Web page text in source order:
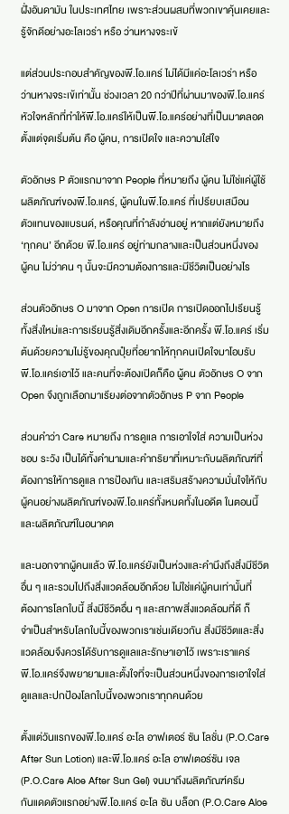
ฝั่งอันดามัน ในประเทศไทย เพราะส่วนผสมที่พวกเขาคุ้นเคยและ
รู้จักดีอย่างอะโลเวร่า หรือ ว่านหางจระเข้
แต่ส่วนประกอบสำคัญของพี.โอ.แคร์ ไม่ได้มีแค่อะโลเวร่า หรือ
ว่านหางจระเข้เท่านั้น ช่วงเวลา 20 กว่าปีที่ผ่านมาของพี.โอ.แคร์
หัวใจหลักที่ทำให้พี.โอ.แคร์ให้เป็นพี.โอ.แคร์อย่างที่เป็นมาตลอด
ตั้งแต่จุดเริ่มต้น คือ ผู้คน, การเปิดใจ และความใส่ใจ
ตัวอักษร P ตัวแรกมาจาก People ที่หมายถึง ผู้คน ไม่ใช่แค่ผู้ใช้
ผลิตภัณฑ์ของพี.โอ.แคร์, ผู้คนในพี.โอ.แคร์ ที่เปรียบเสมือน
ตัวแทนของแบรนด์, หรือคุณที่กำลังอ่านอยู่ หากแต่ยังหมายถึง
‘ทุกคน’ อีกด้วย พี.โอ.แคร์ อยู่ท่ามกลางและเป็นส่วนหนึ่งของ
ผู้คน ไม่ว่าคน ๆ นั้นจะมีความต้องการและมีชีวิตเป็นอย่างไร
ส่วนตัวอักษร O มาจาก Open การเปิด การเปิดออกไปเรียนรู้
ทั้งสิ่งใหม่และการเรียนรู้สิ่งเดิมอีกครั้งและอีกครั้ง พี.โอ.แคร์ เริ่ม
ต้นด้วยความไม่รู้ของคุณปุ๋ยที่อยากให้ทุกคนเปิดใจมาโอบรับ
พี.โอ.แคร์เอาไว้ และคนที่จะต้องเปิดก็คือ ผู้คน ตัวอักษร O จาก
Open จึงถูกเลือกมาเรียงต่อจากตัวอักษร P จาก People
ส่วนคำว่า Care หมายถึง การดูแล การเอาใจใส่ ความเป็นห่วง
ชอบ ระวัง เป็นได้ทั้งคำนามและคำกริยาที่เหมาะกับผลิตภัณฑ์ที่
ต้องการให้การดูแล การป้องกัน และเสริมสร้างความมั่นใจให้กับ
ผู้คนอย่างผลิตภัณฑ์ของพี.โอ.แคร์ทั้งหมดทั้งในอดีต ในตอนนี้
และผลิตภัณฑ์ในอนาคต
และนอกจากผู้คนแล้ว พี.โอ.แคร์ยังเป็นห่วงและคำนึงถึงสิ่งมีชีวิต
อื่น ๆ และรวมไปถึงสิ่งแวดล้อมอีกด้วย ไม่ใช่แค่ผู้คนเท่านั้นที่
ต้องการโลกใบนี้ สิ่งมีชีวิตอื่น ๆ และสภาพสิ่งแวดล้อมที่ดี ก็
จำเป็นสำหรับโลกใบนี้ของพวกเราเช่นเดียวกัน สิ่งมีชีวิตและสิ่ง
แวดล้อมจึงควรได้รับการดูแลและรักษาเอาไว้ เพราะเราแคร์
พี.โอ.แคร์จึงพยายามและตั้งใจที่จะเป็นส่วนหนึ่งของการเอาใจใส่
ดูแลและปกป้องโลกใบนี้ของพวกเราทุกคนด้วย
ตั้งแต่วันแรกของพี.โอ.แคร์ อะโล อาฟเตอร์ ซัน โลชั่น (P.O.Care
After Sun Lotion) และพี.โอ.แคร์ อะโล อาฟเตอร์ซัน เจล
(P.O.Care Aloe After Sun Gel) จนมาถึงผลิตภัณฑ์ครีม
กันแดดตัวแรกอย่างพี.โอ.แคร์ อะโล ซัน บล็อก (P.O.Care Aloe